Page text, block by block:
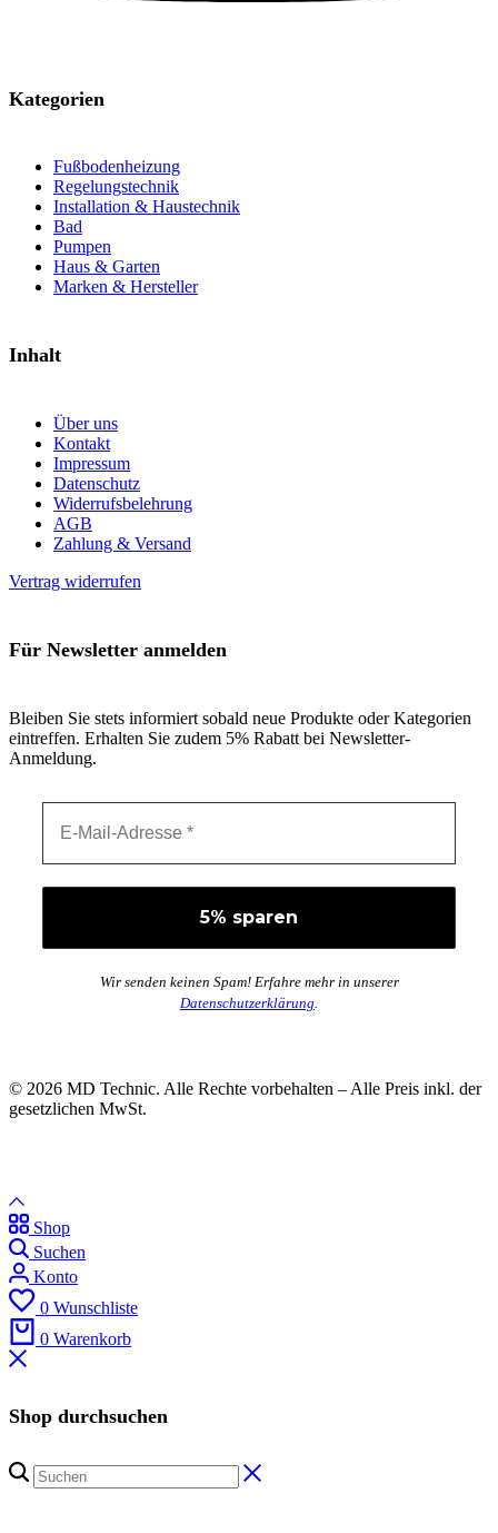
Kategorien
Fußbodenheizung
Regelungstechnik
Installation & Haustechnik
Bad
Pumpen
Haus & Garten
Marken & Hersteller
Inhalt
Über uns
Kontakt
Impressum
Datenschutz
Widerrufsbelehrung
AGB
Zahlung & Versand
Vertrag widerrufen
Für Newsletter anmelden
Bleiben Sie stets informiert sobald neue Produkte oder Kategorien
eintreffen. Erhalten Sie zudem 5% Rabatt bei Newsletter-
Anmeldung.
Wir senden keinen Spam! Erfahre mehr in unserer
Datenschutzerklärung.
© 2026 MD Technic. Alle Rechte vorbehalten – Alle Preis inkl. der
gesetzlichen MwSt.
Shop
Suchen
Konto
0 Wunschliste
0 Warenkorb
Shop durchsuchen